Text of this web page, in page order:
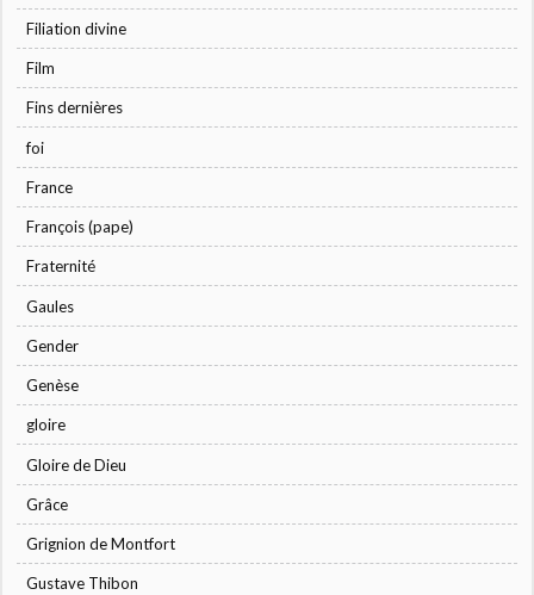
Filiation divine
Film
Fins dernières
foi
France
François (pape)
Fraternité
Gaules
Gender
Genèse
gloire
Gloire de Dieu
Grâce
Grignion de Montfort
Gustave Thibon